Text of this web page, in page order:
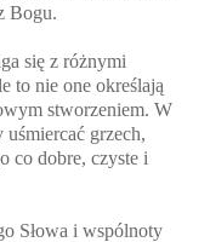
Bogu.
się z różnymi
to nie one określają
stworzeniem. W
grzech,
co dobre, czyste i
Słowa i wspólnoty